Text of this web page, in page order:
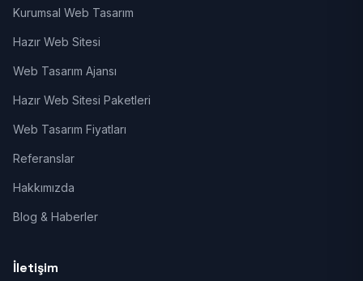
Kurumsal Web Tasarım
Hazır Web Sitesi
Web Tasarım Ajansı
Hazır Web Sitesi Paketleri
Web Tasarım Fiyatları
Referanslar
Hakkımızda
Blog & Haberler
İletişim